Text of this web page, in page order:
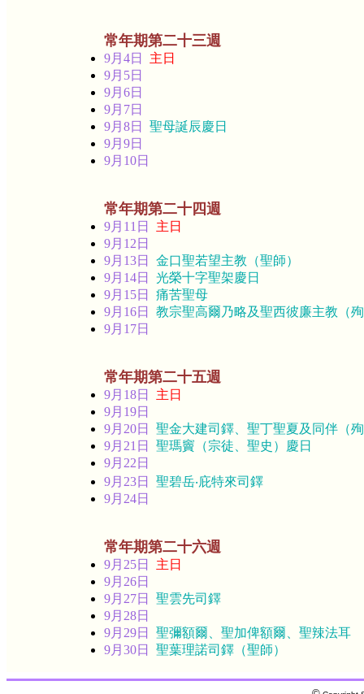
常年期第二十三週
9月4日
主日
9月5日
9月6日
9月7日
9月8日
聖母誕辰慶日
9月9日
9月10日
常年期第二十四週
9月11日
主日
9月12日
9月13日
金口聖若望主教（聖師）
9月14日
光榮十字聖架慶日
9月15日
痛苦聖母
9月16日 教宗聖高爾乃略及聖西彼廉主教（
9月17日
常年期第二十五週
9月18日
主日
9月19日
9月20日 聖金大建司鐸、聖丁聖夏及同伴（
9月21日 聖瑪竇（宗徒、聖史）慶日
9月22日
9月23日 聖碧岳‧庇特來司鐸
9月24日
常年期第二十六週
9月25日
主日
9月26日
9月27日 聖雲先司鐸
9月28日
9月29日 聖彌額爾、聖加俾額爾、聖辣法耳
9月30日 聖葉理諾司鐸（聖師）